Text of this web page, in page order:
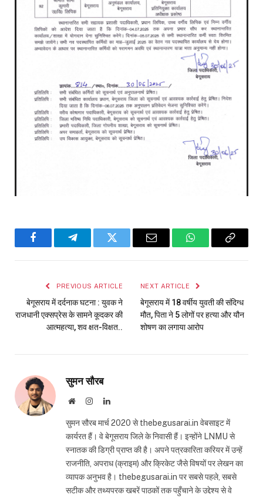
FacebookTelegramTwitter Email WhatsAppCopy
PREVIOUS ARTICLE
बेगूसराय में दर्दनाक घटना : युवक ने
राजधानी एक्सप्रेस के सामने कूदकर की
आत्महत्या, शव क्षत-विक्षत..
NEXT ARTICLE
बेगूसराय में 18 वर्षीय युवती की संदिग्ध
मौत, पिता ने 5 लोगों पर हत्या और यौन
शोषण का लगाया आरोप
सुमन सौरब
WebsiteInstagramLinkedIn
सुमन सौरब मार्च 2020 से thebegusarai.in वेबसाइट में
कार्यरत हैं। वे बेगूसराय जिले के निवासी हैं। इन्होंने LNMU से
स्नातक की डिग्री प्राप्त की है। अपने पत्रकारिता करियर में उन्हें
राजनीति, अपराध (क्राइम) और क्रिकेट जैसे विषयों पर लेखन का
व्यापक अनुभव है। thebegusarai.in पर सबसे पहले, सबसे
सटीक और तथ्यपरक खबरें पाठकों तक पहुँचाने के उद्देश्य से वे